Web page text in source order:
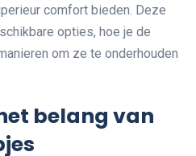
comfort bieden. Deze
opties, hoe je de
om ze te onderhouden
belang van